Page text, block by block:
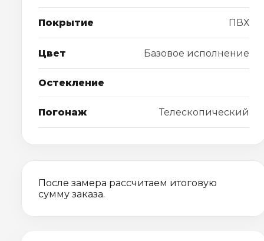
Покрытие ПВХ
Цвет Базовое исполнение
Остекление
Погонаж Телескопический
После замера рассчитаем итоговую
сумму заказа.